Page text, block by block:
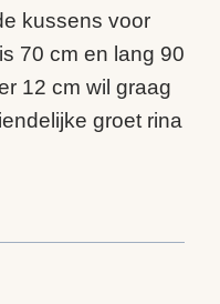
kussens voor
70 cm en lang 90
12 cm wil graag
groet rina